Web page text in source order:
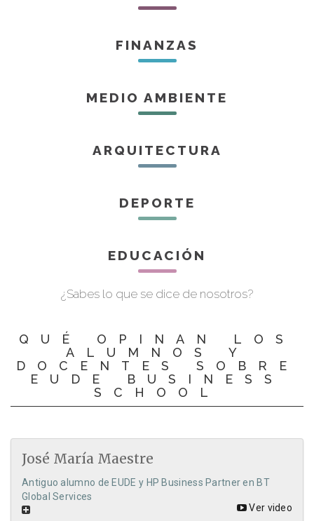
FINANZAS
MEDIO AMBIENTE
ARQUITECTURA
DEPORTE
EDUCACIÓN
¿Sabes lo que se dice de nosotros?
QUÉ OPINAN LOS
ALUMNOS Y
DOCENTES SOBRE
EUDE BUSINESS
SCHOOL
José María Maestre
Antiguo alumno de EUDE y HP Business Partner en BT
Global Services
Ver video